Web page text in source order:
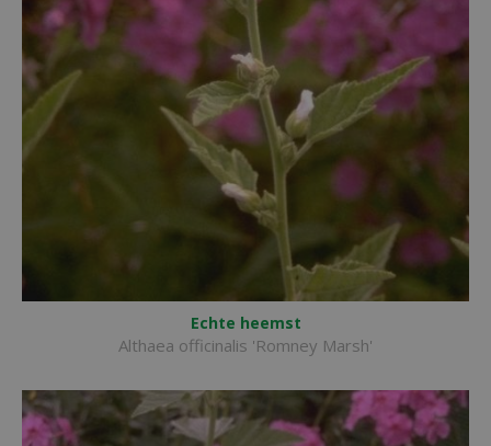
Echte heemst
Althaea officinalis 'Romney Marsh'